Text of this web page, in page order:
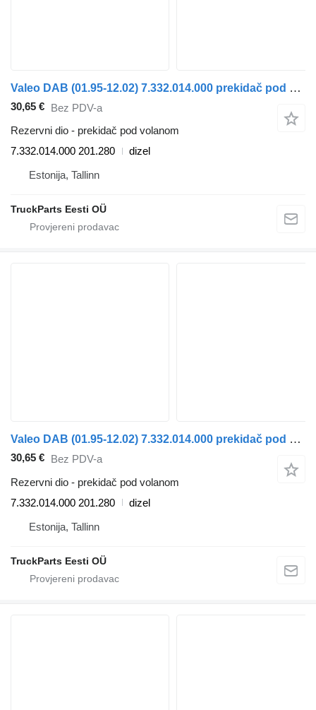
Valeo DAB (01.95-12.02) 7.332.014.000 prekidač pod volanom za Scania 4-series bus (1995-2006) autobusa
30,65 € Bez PDV-a
Rezervni dio - prekidač pod volanom
7.332.014.000 201.280
dizel
Estonija, Tallinn
TruckParts Eesti OÜ
Valeo DAB (01.95-12.02) 7.332.014.000 prekidač pod volanom za Scania 4-series bus (1995-2006) autobusa
30,65 € Bez PDV-a
Rezervni dio - prekidač pod volanom
7.332.014.000 201.280
dizel
Estonija, Tallinn
TruckParts Eesti OÜ